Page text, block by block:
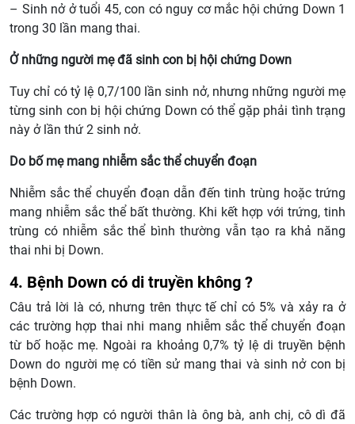
– Sinh nở ở tuổi 45, con có nguy cơ mắc hội chứng Down 1
trong 30 lần mang thai.
Ở những người mẹ đã sinh con bị hội chứng Down
Tuy chỉ có tỷ lệ 0,7/100 lần sinh nở, nhưng những người mẹ
từng sinh con bị hội chứng Down có thể gặp phải tình trạng
này ở lần thứ 2 sinh nở.
Do bố mẹ mang nhiễm sắc thể chuyển đoạn
Nhiễm sắc thể chuyển đoạn dẫn đến tinh trùng hoặc trứng
mang nhiễm sắc thể bất thường. Khi kết hợp với trứng, tinh
trùng có nhiễm sắc thể bình thường vẫn tạo ra khả năng
thai nhi bị Down.
4. Bệnh Down có di truyền không ?
Câu trả lời là có, nhưng trên thực tế chỉ có 5% và xảy ra ở
các trường hợp thai nhi mang nhiễm sắc thể chuyển đoạn
từ bố hoặc mẹ. Ngoài ra khoảng 0,7% tỷ lệ di truyền bệnh
Down do người mẹ có tiền sử mang thai và sinh nở con bị
bệnh Down.
Các trường hợp có người thân là ông bà, anh chị, cô dì đã